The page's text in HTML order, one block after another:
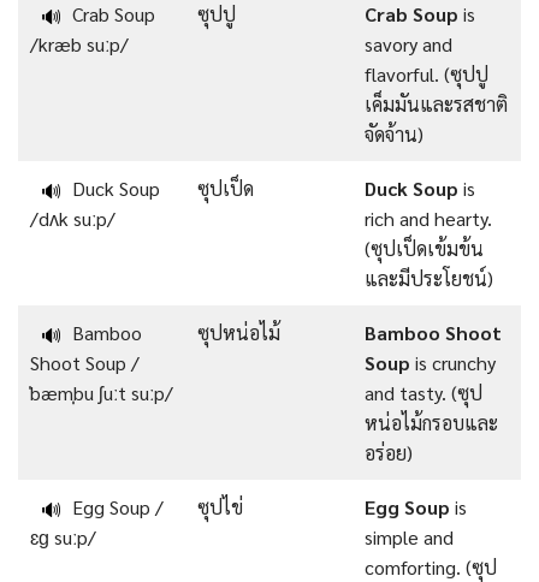
🔊 Crab Soup
/kræb suːp/
ซุปปู Crab Soup is
savory and
flavorful. (ซุปปู
เค็มมันและรสชาติ
จัดจ้าน)
🔊 Duck Soup
/dʌk suːp/
ซุปเป็ด Duck Soup is
rich and hearty.
(ซุปเป็ดเข้มข้น
และมีประโยชน์)
🔊 Bamboo
Shoot Soup /
ˈbæmˌbu ʃuːt suːp/
ซุปหน่อไม้
Bamboo Shoot
Soup is crunchy
and tasty. (ซุป
หน่อไม้กรอบและ
อร่อย)
🔊 Egg Soup /
ɛɡ suːp/
ซุปไข่ Egg Soup is
simple and
comforting. (ซุป